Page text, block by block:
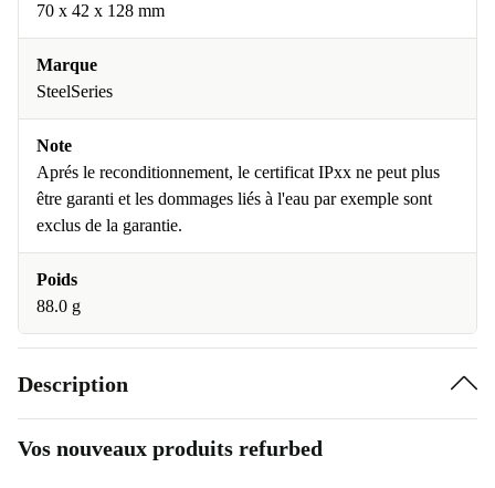
70 x 42 x 128 mm
Marque
SteelSeries
Note
Aprés le reconditionnement, le certificat IPxx ne peut plus
être garanti et les dommages liés à l'eau par exemple sont
exclus de la garantie.
Poids
88.0 g
Description
Vos nouveaux produits refurbed